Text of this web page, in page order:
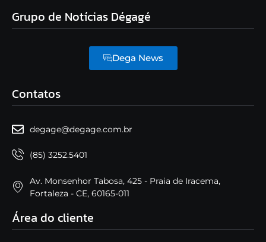
Grupo de Notícias Dégagé
Dega News
Contatos
degage@degage.com.br
(85) 3252.5401
Av. Monsenhor Tabosa, 425 - Praia de Iracema,
Fortaleza - CE, 60165-011
Área do cliente